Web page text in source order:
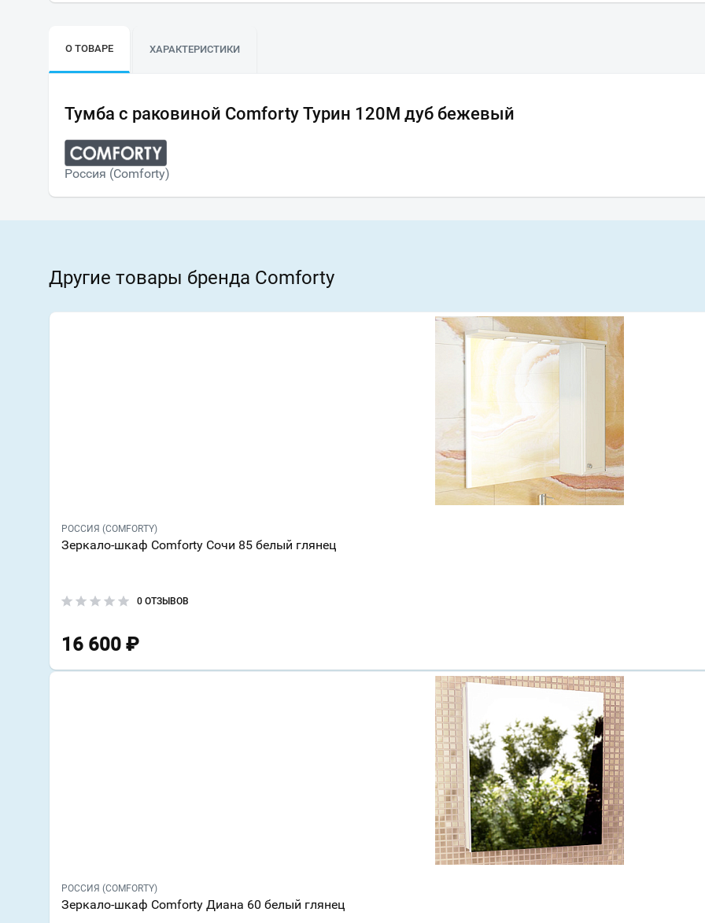
О ТОВАРЕ ХАРАКТЕРИСТИКИ
Тумба с раковиной Comforty Турин 120М дуб бежевый
Россия (Comforty)
Другие товары бренда Comforty
РОССИЯ (COMFORTY)
Зеркало-шкаф Comforty Сочи 85 белый глянец
0 ОТЗЫВОВ
16 600 ₽
РОССИЯ (COMFORTY)
Зеркало-шкаф Comforty Диана 60 белый глянец